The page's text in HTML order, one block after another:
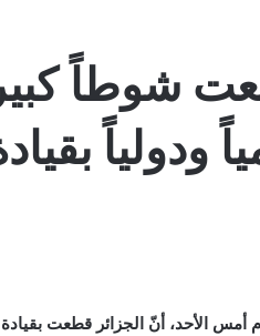
شوطاً
ودولياً
أمس الأحد، أنّ الجزائر قطعت